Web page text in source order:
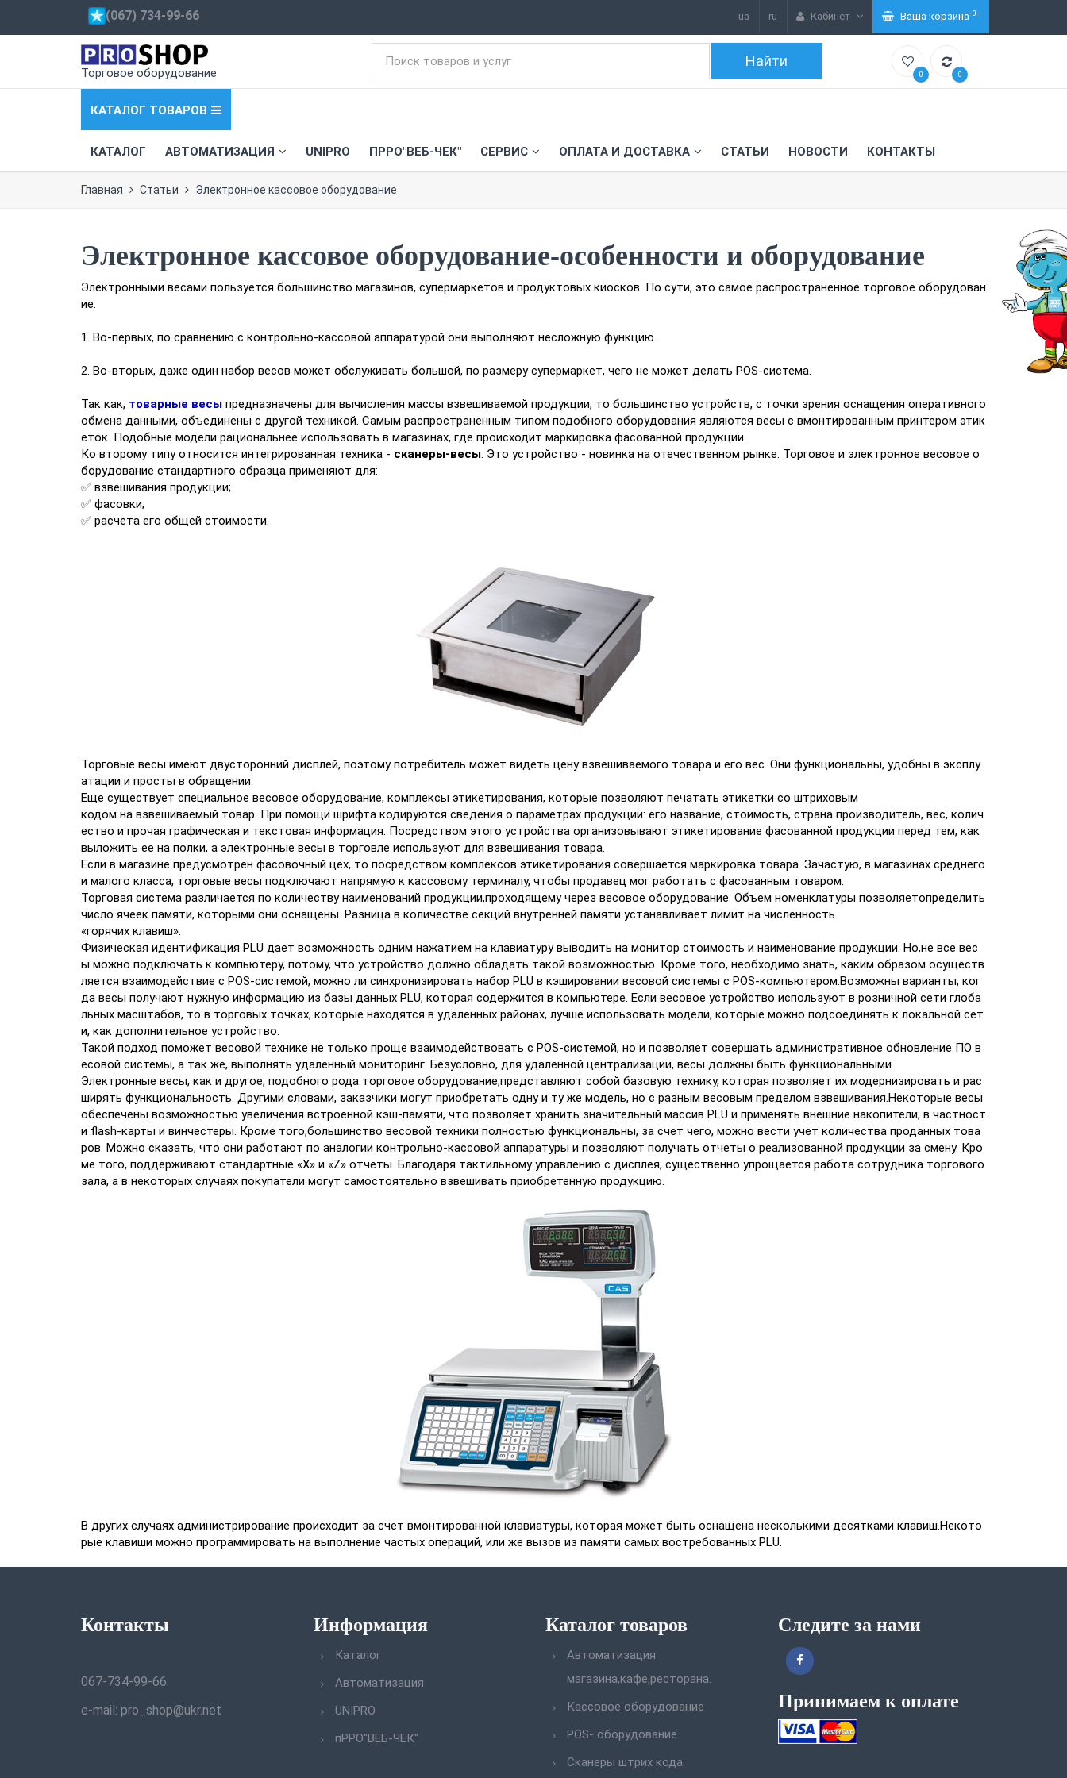
Торговое оборудование 0 0
КАТАЛОГ ТОВАРОВ
КАТАЛОГ АВТОМАТИЗАЦИЯ UNIPRO ПРРО"ВЕБ-ЧЕК" СЕРВИС ОПЛАТА И ДОСТАВКА СТАТЬИ НОВОСТИ КОНТАКТЫ
(067) 734-99-66 ua ru Кабинет Ваша корзина(0)
Главная Статьи Электронное кассовое оборудование
Электронное кассовое оборудование-особенности и оборудование
Электронными весами пользуется большинство магазинов, супермаркетов и продуктовых киосков. По сути, это самое распространенное торговое оборудован
ие:
1. Во-первых, по сравнению с контрольно-кассовой аппаратурой они выполняют несложную функцию.
2. Во-вторых, даже один набор весов может обслуживать большой, по размеру супермаркет, чего не может делать POS-система.
Так как, товарные весы предназначены для вычисления массы взвешиваемой продукции, то большинство устройств, с точки зрения оснащения оперативного
обмена данными, объединены с другой техникой. Самым распространенным типом подобного оборудования являются весы с вмонтированным принтером этик
еток. Подобные модели рациональнее использовать в магазинах, где происходит маркировка фасованной продукции.
Ко второму типу относится интегрированная техника - сканеры-весы. Это устройство - новинка на отечественном рынке. Торговое и электронное весовое о
борудование стандартного образца применяют для:
✅ взвешивания продукции;
✅ фасовки;
✅ расчета его общей стоимости.
Торговые весы имеют двусторонний дисплей, поэтому потребитель может видеть цену взвешиваемого товара и его вес. Они функциональны, удобны в эксплу
атации и просты в обращении.
Еще существует специальное весовое оборудование, комплексы этикетирования, которые позволяют печатать этикетки со штриховым
кодом на взвешиваемый товар. При помощи шрифта кодируются сведения о параметрах продукции: его название, стоимость, страна производитель, вес, колич
ество и прочая графическая и текстовая информация. Посредством этого устройства организовывают этикетирование фасованной продукции перед тем, как
выложить ее на полки, а электронные весы в торговле используют для взвешивания товара.
Если в магазине предусмотрен фасовочный цех, то посредством комплексов этикетирования совершается маркировка товара. Зачастую, в магазинах среднего
и малого класса, торговые весы подключают напрямую к кассовому терминалу, чтобы продавец мог работать с фасованным товаром.
Торговая система различается по количеству наименований продукции,проходящему через весовое оборудование. Объем номенклатуры позволяетопределить
число ячеек памяти, которыми они оснащены. Разница в количестве секций внутренней памяти устанавливает лимит на численность
«горячих клавиш».
Физическая идентификация PLU дает возможность одним нажатием на клавиатуру выводить на монитор стоимость и наименование продукции. Но,не все вес
ы можно подключать к компьютеру, потому, что устройство должно обладать такой возможностью. Кроме того, необходимо знать, каким образом осуществ
ляется взаимодействие с POS-системой, можно ли синхронизировать набор PLU в кэшировании весовой системы с POS-компьютером.Возможны варианты, ког
да весы получают нужную информацию из базы данных PLU, которая содержится в компьютере. Если весовое устройство используют в розничной сети глоба
льных масштабов, то в торговых точках, которые находятся в удаленных районах, лучше использовать модели, которые можно подсоединять к локальной сет
и, как дополнительное устройство.
Такой подход поможет весовой технике не только проще взаимодействовать с POS-системой, но и позволяет совершать административное обновление ПО в
есовой системы, а так же, выполнять удаленный мониторинг. Безусловно, для удаленной централизации, весы должны быть функциональными.
Электронные весы, как и другое, подобного рода торговое оборудование,представляют собой базовую технику, которая позволяет их модернизировать и рас
ширять функциональность. Другими словами, заказчики могут приобретать одну и ту же модель, но с разным весовым пределом взвешивания.Некоторые весы
обеспечены возможностью увеличения встроенной кэш-памяти, что позволяет хранить значительный массив PLU и применять внешние накопители, в частност
и flash-карты и винчестеры. Кроме того,большинство весовой техники полностью функциональны, за счет чего, можно вести учет количества проданных това
ров. Можно сказать, что они работают по аналогии контрольно-кассовой аппаратуры и позволяют получать отчеты о реализованной продукции за смену. Кро
ме того, поддерживают стандартные «X» и «Z» отчеты. Благодаря тактильному управлению с дисплея, существенно упрощается работа сотрудника торгового
зала, а в некоторых случаях покупатели могут самостоятельно взвешивать приобретенную продукцию.
В других случаях администрирование происходит за счет вмонтированной клавиатуры, которая может быть оснащена несколькими десятками клавиш.Некото
рые клавиши можно программировать на выполнение частых операций, или же вызов из памяти самых востребованных PLU.
Контакты
067-734-99-66.
e-mail: pro_shop@ukr.net
Информация
Каталог
Автоматизация
UNIPRO
пРРО"ВЕБ-ЧЕК"
Каталог товаров
Автоматизация
магазина,кафе,ресторана.
Кассовое оборудование
POS- оборудование
Сканеры штрих кода
Следите за нами
Принимаем к оплате